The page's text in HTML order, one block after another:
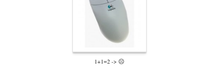
1+1=2 -> ☹